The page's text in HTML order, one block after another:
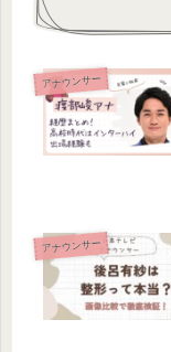
アナウンサー
アナウンサー